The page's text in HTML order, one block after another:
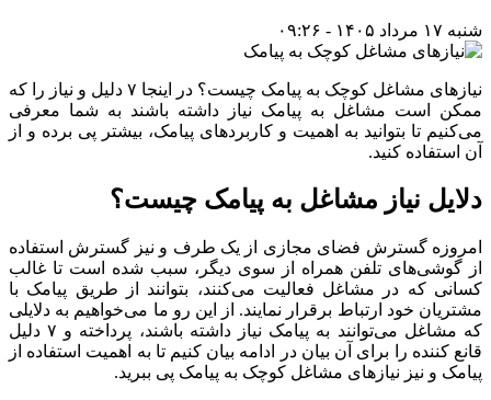
شنبه ۱۷ مرداد ۱۴۰۵ - ۰۹:۲۶
نیازهای مشاغل کوچک به پیامک چیست؟ در اینجا ۷ دلیل و نیاز را که
ممکن است مشاغل به پیامک نیاز داشته باشند به شما معرفی
می‌کنیم تا بتوانید به اهمیت و کاربردهای پیامک، بیشتر پی برده و از
آن استفاده کنید.
دلایل نیاز مشاغل به پیامک چیست؟
امروزه گسترش فضای مجازی از یک طرف و نیز گسترش استفاده
از گوشی‌های تلفن همراه از سوی دیگر، سبب شده است تا غالب
کسانی که در مشاغل فعالیت می‌کنند، بتوانند از طریق پیامک با
مشتریان خود ارتباط برقرار نمایند. از این رو ما می‌خواهیم به دلایلی
که مشاغل می‌توانند به پیامک نیاز داشته باشند، پرداخته و ۷ دلیل
قانع کننده را برای آن بیان در ادامه بیان کنیم تا به اهمیت استفاده از
پیامک و نیز نیازهای مشاغل کوچک به پیامک پی ببرید.